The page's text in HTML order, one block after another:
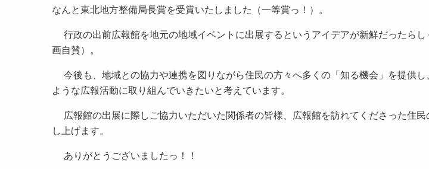
なんと東北地方整備局長賞を受賞いたしました（一等賞っ！）。
行政の出前広報館を地元の地域イベントに出展するというアイデアが新鮮だったらし
画自賛）。
今後も、地域との協力や連携を図りながら住民の方々へ多くの「知る機会」を提供し
ような広報活動に取り組んでいきたいと考えています。
広報館の出展に際しご協力いただいた関係者の皆様、広報館を訪れてくださった住民
し上げます。
ありがとうございましたっ！！